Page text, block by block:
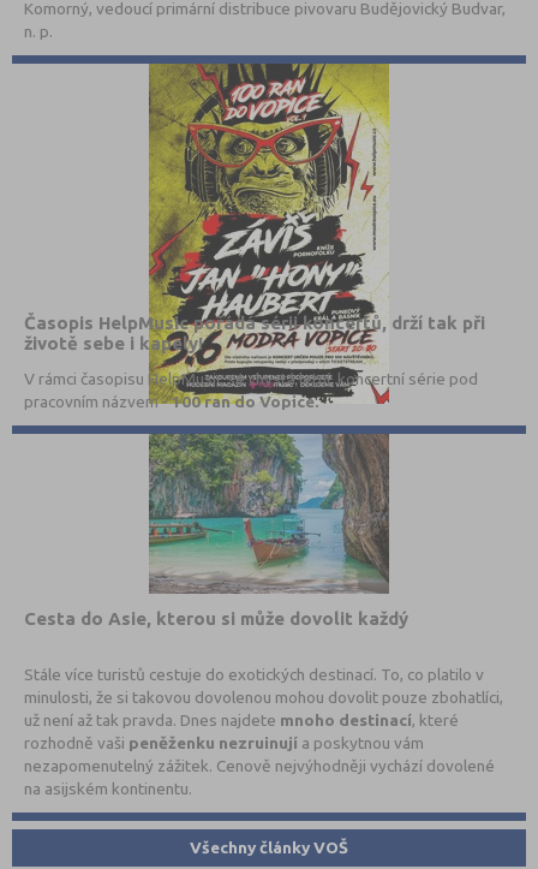
Komorný, vedoucí primární distribuce pivovaru Budějovický Budvar,
n. p.
Časopis HelpMusic pořádá sérii koncertů, drží tak při
životě sebe i kapely!
V rámci časopisu HelpMusic se chystá letní koncertní série pod
pracovním názvem -100 ran do Vopice.
Cesta do Asie, kterou si může dovolit každý
Stále více turistů cestuje do exotických destinací. To, co platilo v
minulosti, že si takovou dovolenou mohou dovolit pouze zbohatlíci,
už není až tak pravda. Dnes najdete mnoho destinací, které
rozhodně vaši peněženku nezruinují a poskytnou vám
nezapomenutelný zážitek. Cenově nejvýhodněji vychází dovolené
na asijském kontinentu.
Všechny články VOŠ